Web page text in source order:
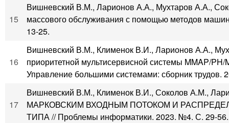
15
Вишневский В.М., Ларионов А.А., Мухтаров А.А.,
массового обслуживания с помощью методов
13-25.
16
Вишневский В.М., Клименок В.И., Ларионов А.А.,
приоритетной мультисервисной системы MMAP/
Управление большими системами: сборник трудов.
17
Вишневский В.М., Клименок В.И., Соколов А.М.,
МАРКОВСКИМ ВХОДНЫМ ПОТОКОМ И
ТИПА // Проблемы информатики. 2023. №4. С. 29-56.